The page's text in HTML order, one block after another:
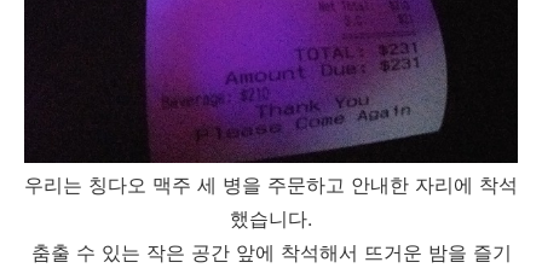
우리는 칭다오 맥주 세 병을 주문하고 안내한 자리에 착석
했습니다.
춤출 수 있는 작은 공간 앞에 착석해서 뜨거운 밤을 즐기